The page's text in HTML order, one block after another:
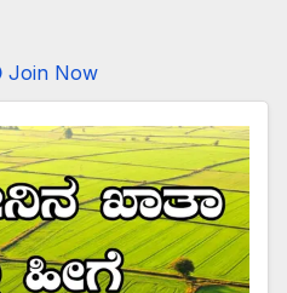
Join Now